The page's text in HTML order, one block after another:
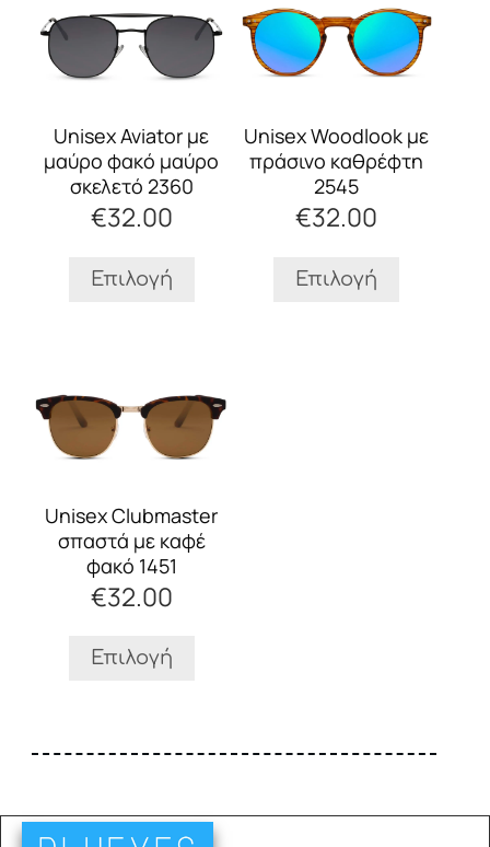
Unisex Aviator με
μαύρο φακό μαύρο
σκελετό 2360
€32.00
Επιλογή
το
προϊόν
έχει
πολλαπλές
Οι
επιλογές
μπορούν
επιλεγούν
σελίδα
Unisex Woodlook με
πράσινο καθρέφτη
2545
€32.00
Επιλογή
προϊόν
έχει
πολλαπλές
Οι
επιλογές
μπορούν
επιλεγούν
σελίδα
Unisex Clubmaster
σπαστά με καφέ
φακό 1451
€32.00
Επιλογή
προϊόν
έχει
πολλαπλές
Οι
επιλογές
μπορούν
επιλεγούν
σελίδα